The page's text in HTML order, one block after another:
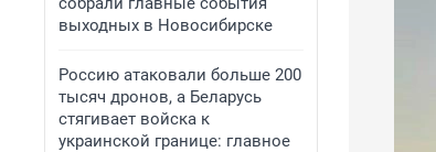
выходных в Новосибирске
Россию атаковали больше 200
тысяч дронов, а Беларусь
стягивает войска к
украинской границе: главное